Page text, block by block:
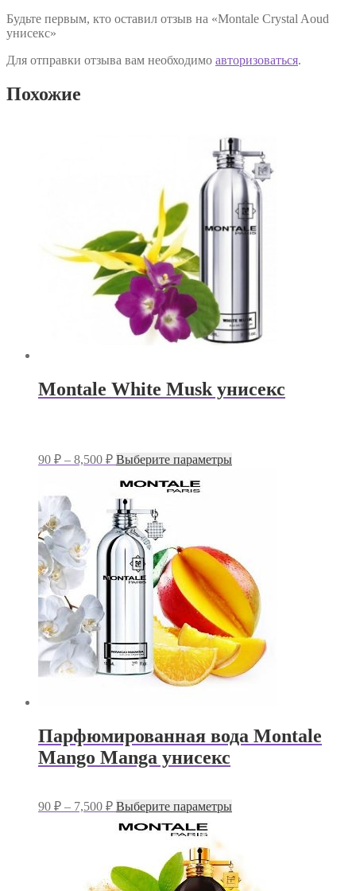
Будьте первым, кто оставил отзыв на «Montale Crystal Aoud
унисекс»
Для отправки отзыва вам необходимо авторизоваться.
Похожие
Montale White Musk унисекс
90 ₽ – 8,500 ₽Диапазон
90 ₽
–
8,500 ₽
Выберите параметрыЭтот
выбрать
на
странице
товара.
Парфюмированная вода Montale
Mango Manga унисекс
90 ₽ – 7,500 ₽Диапазон
90 ₽
7,500 ₽
Выберите параметрыЭтот
вариаций.
Опции